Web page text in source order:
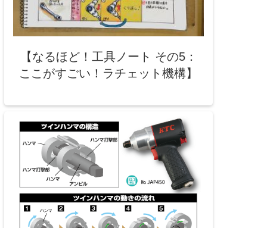
【なるほど！工具ノート その5：
ここがすごい！ラチェット機構】